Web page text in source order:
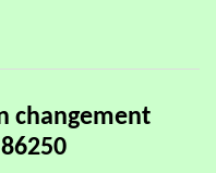
changement